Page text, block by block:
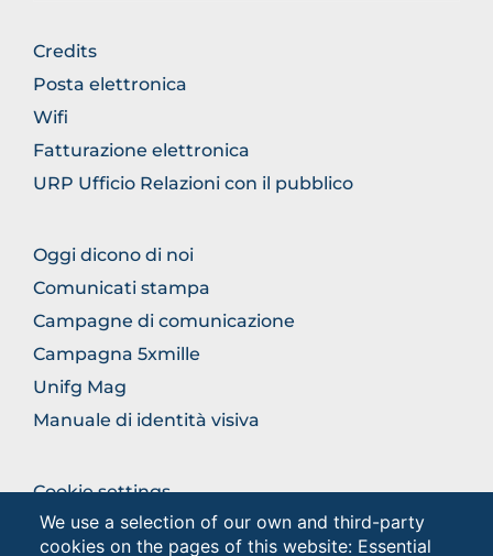
We use a selection of our own and third-party
cookies on the pages of this website: Essential
BROWSE
THE
SECTION
Credits
Posta elettronica
Wifi
Fatturazione elettronica
URP Ufficio Relazioni con il pubblico
BROWSE
THE
SECTION
Oggi dicono di noi
Comunicati stampa
Campagne di comunicazione
Campagna 5xmille
Unifg Mag
Manuale di identità visiva
BROWSE
THE
SECTION
Cookie settings
Privacy